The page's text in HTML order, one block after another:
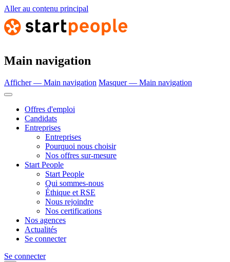
Aller au contenu principal
Main navigation
Afficher — Main navigation Masquer — Main navigation
Offres d'emploi
Candidats
Entreprises
Entreprises
Pourquoi nous choisir
Nos offres sur-mesure
Start People
Start People
Qui sommes-nous
Éthique et RSE
Nous rejoindre
Nos certifications
Nos agences
Actualités
Se connecter
Se connecter